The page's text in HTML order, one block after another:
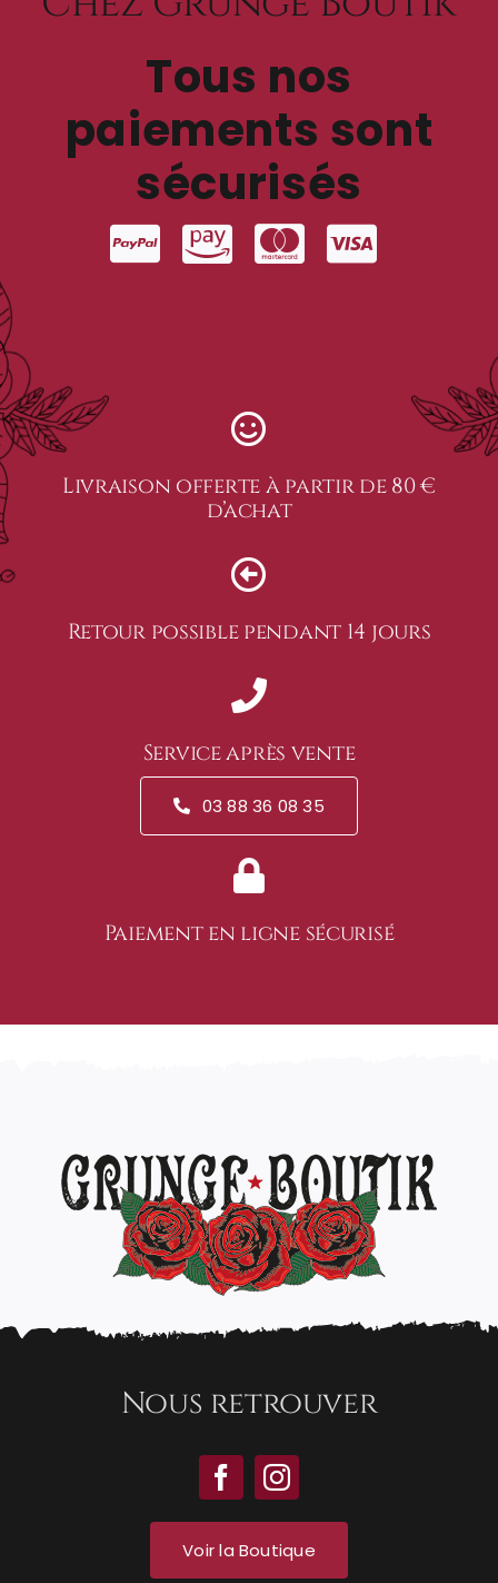
Tous nos
paiements sont
sécurisés
Livraison offerte à partir de 80 €
d’achat
Retour possible pendant 14 jours
Service après vente
03 88 36 08 35
Paiement en ligne sécurisé
Nous retrouver
Voir la Boutique